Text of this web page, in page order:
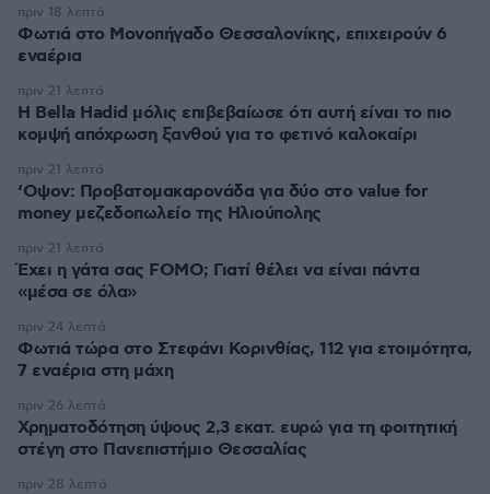
Φωτιά στο Μονοπήγαδο Θεσσαλονίκης, επιχειρούν 6
εναέρια
πριν 18 λεπτά
Η Bella Hadid μόλις επιβεβαίωσε ότι αυτή είναι το πιο
κομψή απόχρωση ξανθού για το φετινό καλοκαίρι
πριν 21 λεπτά
‘Οψον: Προβατομακαρονάδα για δύο στο value for
money μεζεδοπωλείο της Ηλιούπολης
πριν 21 λεπτά
Έχει η γάτα σας FOMO; Γιατί θέλει να είναι πάντα
«μέσα σε όλα»
πριν 21 λεπτά
Φωτιά τώρα στο Στεφάνι Κορινθίας, 112 για ετοιμότητα,
7 εναέρια στη μάχη
πριν 24 λεπτά
Χρηματοδότηση ύψους 2,3 εκατ. ευρώ για τη φοιτητική
στέγη στο Πανεπιστήμιο Θεσσαλίας
πριν 26 λεπτά
πριν 28 λεπτά